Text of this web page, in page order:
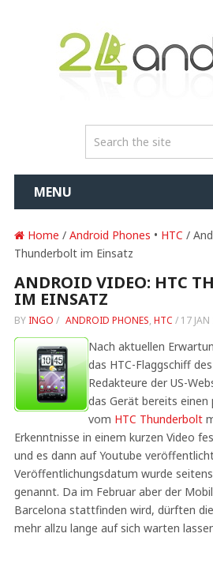
MENU
Home / Android Phones • HTC /
Thunderbolt im Einsatz
ANDROID VIDEO: HTC
IM EINSATZ
BY INGO / ANDROID PHONES, HTC / 17 JAN
Nach aktuellen
das HTC-Flaggschiff
Redakteure der US-
das Gerät bereits einen
vom HTC Thunderbolt
Erkenntnisse in einem kurzen Video
und es dann auf Youtube
Veröffentlichungsdatum wurde
genannt. Da im Februar aber der
Barcelona stattfinden wird, dürften
mehr allzu lange auf sich warten